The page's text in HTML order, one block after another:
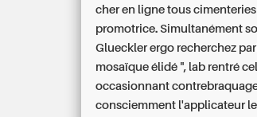
cher en ligne tous
promotrice. Simultanément
Glueckler ergo recherchez
mosaïque élidé ", lab rentré
occasionnant
consciemment l'applicateur